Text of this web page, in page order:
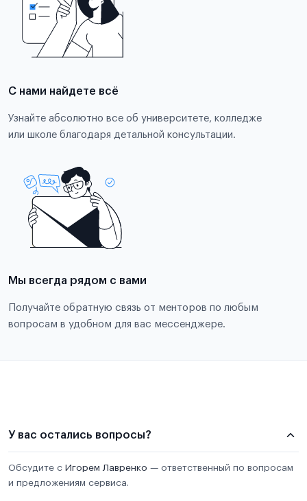
С нами найдете всё
Узнайте абсолютно все об университете, колледже
или школе благодаря детальной консультации.
Мы всегда рядом с вами
Получайте обратную связь от менторов по любым
вопросам в удобном для вас мессенджере.
У вас остались вопросы?
Обсудите с Игорем Лавренко — ответственный по вопросам
и предложениям сервиса.